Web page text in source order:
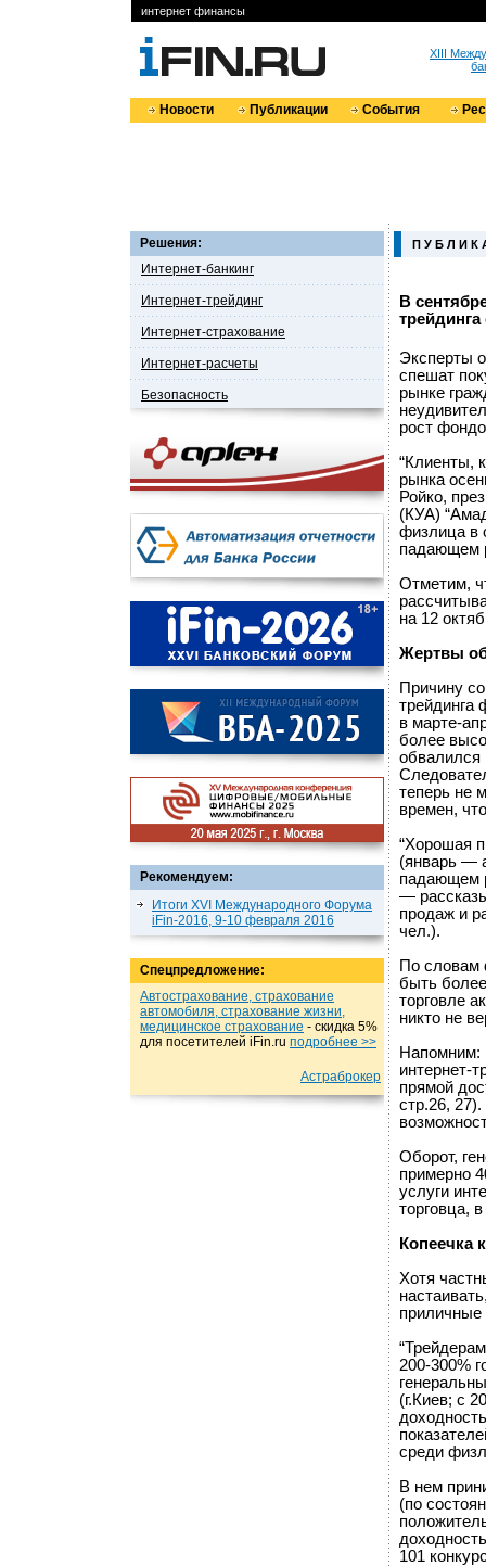
интернет финансы
XIII
Новости Публикации События
Решения:
Интернет-банкинг
Интернет-трейдинг
Интернет-страхование
Интернет-расчеты
Безопасность
Рекомендуем:
Итоги XVI Международного Форума
iFin-2016, 9-10 февраля 2016
Спецпредложение:
Автострахование, страхование
автомобиля, страхование жизни,
медицинское страхование - cкидка 5%
для посетителей iFin.ru подробнеe >>
Астраброкер
П У Б Л И К
В
трейдинга
Эксперты
спешат
рынке
рост
“Клиенты,
рынка
Ройко,
(КУА)
физлица в
падающем
Отметим,
на 12
Жертвы
Причину
трейдинга
в марте-
более
обвалился
теперь не
времен,
“Хорошая
(январь —
падающем
—
продаж и
чел.).
По словам
быть
торговле
никто не
Напомним:
интер­нет-
прямой
стр.26,
Оборот,
примерно
услуги
торговца,
Копеечка
Хотя
приличные
200-300%
(г.Киев; с
среди
В нем
(по
101